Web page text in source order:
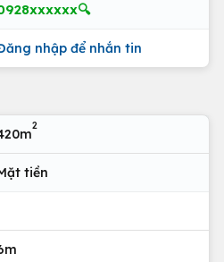
nhập để nhắn tin
2
tiền